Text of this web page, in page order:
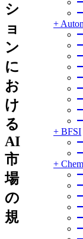
+
+ BFSI
+
シ
ョ
ン
に
お
け
る
AI
市
場
の
規